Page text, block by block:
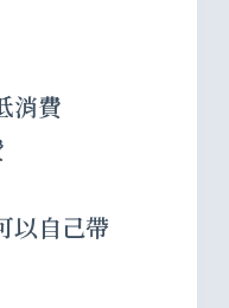
消費
以自己帶